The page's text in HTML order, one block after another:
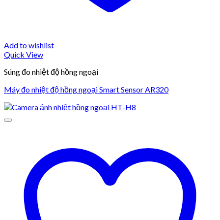
Add to wishlist
Quick View
Súng đo nhiệt độ hồng ngoại
Máy đo nhiệt độ hồng ngoại Smart Sensor AR320